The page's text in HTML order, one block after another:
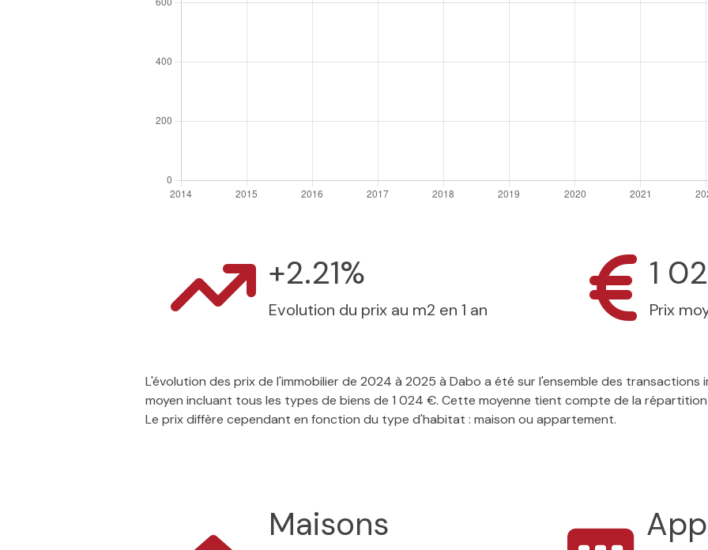
+2.21%
Evolution du prix au m2 en 1 an
1
Prix
L'évolution des prix de l'immobilier de 2024 à 2025 à Dabo a été sur l'ensemble des transactions
moyen incluant tous les types de biens de 1 024 €. Cette moyenne tient compte de la
Le prix diffère cependant en fonction du type d'habitat : maison ou appartement.
Maisons